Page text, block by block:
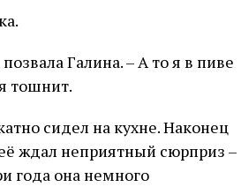
Галина. – А то я в пиве
тошнит.
сидел на кухне. Наконец
ждал неприятный сюрприз –
года она немного